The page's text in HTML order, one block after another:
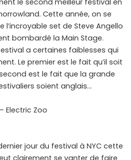
Cette année, on se
set de Steve Angello
bombardé la Main Stage.
a certaines faiblesses qui
Le premier est le fait qu’il soit
est le fait que la grande
soient anglais…
Electric Zoo
jour du festival à NYC cette
clairement se vanter de faire